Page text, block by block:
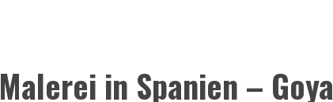
Malerei in Spanien – Goya